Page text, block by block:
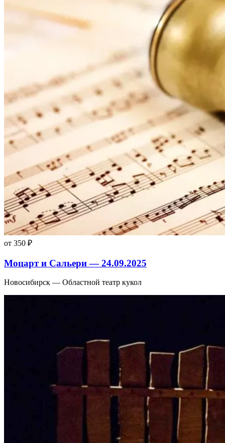
от 350 ₽
Моцарт и Сальери — 24.09.2025
Новосибирск — Областной театр кукол